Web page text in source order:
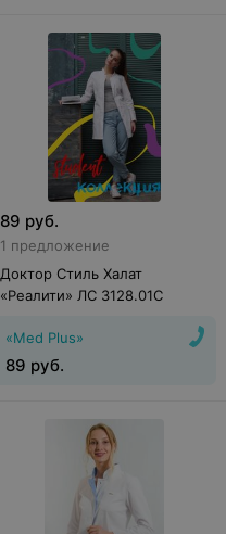
89 руб.
1 предложение
Доктор Стиль Халат
«Реалити» ЛС 3128.01С
«Med Plus»
89 руб.